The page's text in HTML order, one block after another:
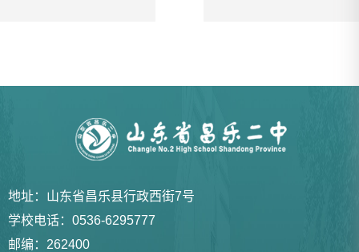
章
秀竞赛教
练招聘简
向全国招
地址：山东省昌乐县行政西街7号
学校电话：0536-6295777
邮编：262400